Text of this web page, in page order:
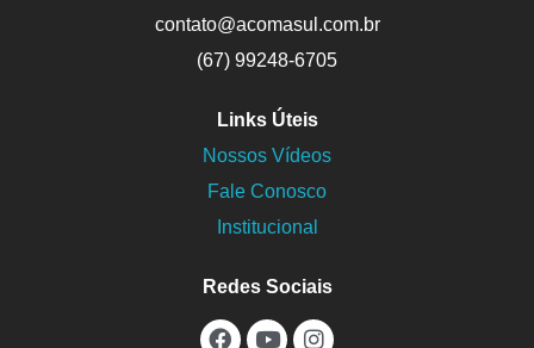
contato@acomasul.com.br
(67) 99248-6705
Links Úteis
Nossos Vídeos
Fale Conosco
Institucional
Redes Sociais